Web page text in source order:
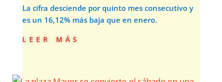
La cifra desciende por quinto mes consecutivo y
es un 16,12% más baja que en enero.
leer más